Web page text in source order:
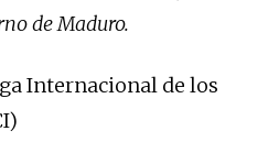
de Maduro.
Internacional de los